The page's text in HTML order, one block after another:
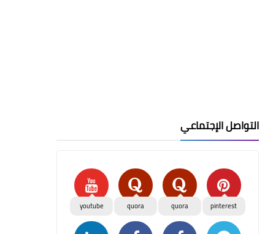
التواصل الإجتماعي
pinterest
quora
quora
youtube